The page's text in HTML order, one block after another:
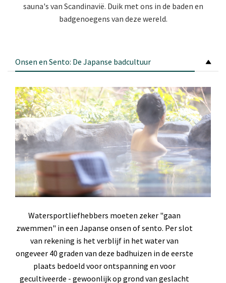
sauna's van Scandinavië. Duik met ons in de baden en
badgenoegens van deze wereld.
Onsen en Sento: De Japanse badcultuur
Watersportliefhebbers moeten zeker "gaan
zwemmen" in een Japanse onsen of sento. Per slot
van rekening is het verblijf in het water van
ongeveer 40 graden van deze badhuizen in de eerste
plaats bedoeld voor ontspanning en voor
gecultiveerde - gewoonlijk op grond van geslacht